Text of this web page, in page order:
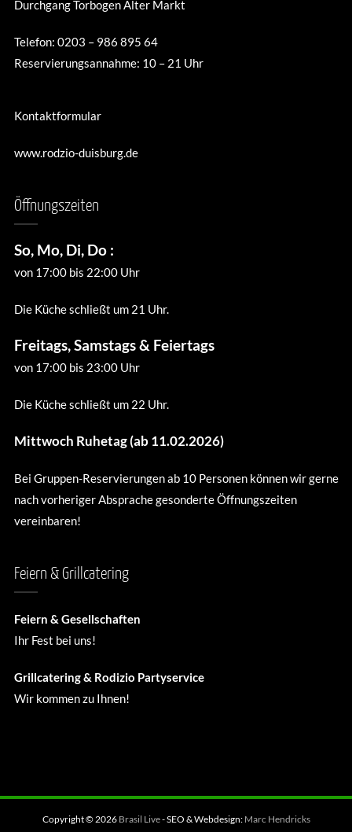
Durchgang Torbogen Alter Markt
Telefon: 0203 – 986 895 64
Reservierungsannahme: 10 – 21 Uhr
Kontaktformular
www.rodzio-duisburg.de
Öffnungszeiten
So, Mo, Di, Do :
von 17:00 bis 22:00 Uhr
Die Küche schließt um 21 Uhr.
Freitags, Samstags & Feiertags
von 17:00 bis 23:00 Uhr
Die Küche schließt um 22 Uhr.
Mittwoch Ruhetag (ab 11.02.2026)
Bei Gruppen-Reservierungen ab 10 Personen können wir gerne
nach vorheriger Absprache gesonderte Öffnungszeiten
vereinbaren!
Feiern & Grillcatering
Feiern & Gesellschaften
Ihr Fest bei uns!
Grillcatering & Rodizio Partyservice
Wir kommen zu Ihnen!
Copyright © 2026 Brasil Live- SEO & Webdesign: Marc Hendricks